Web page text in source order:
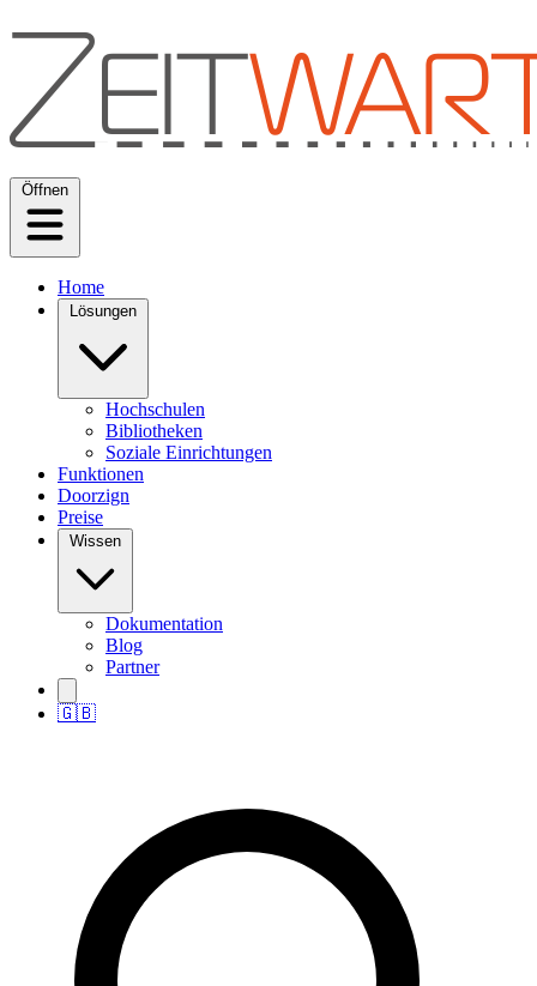
Öffnen
Home
Lösungen
Hochschulen
Bibliotheken
Soziale Einrichtungen
Funktionen
Doorzign
Preise
Wissen
Dokumentation
Blog
Partner
🇬🇧